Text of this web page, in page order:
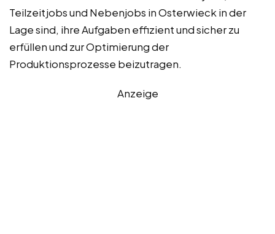
Teilzeitjobs und Nebenjobs in Osterwieck in der
Lage sind, ihre Aufgaben effizient und sicher zu
erfüllen und zur Optimierung der
Produktionsprozesse beizutragen.
Anzeige